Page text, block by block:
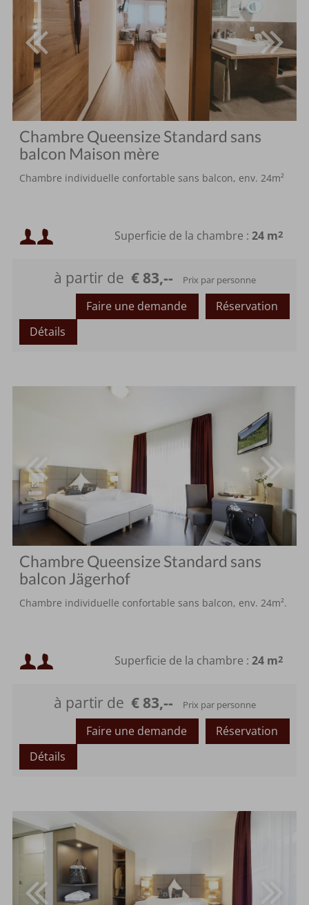
Chambre Queensize Standard sans
balcon Maison mère
Chambre individuelle confortable sans balcon, env. 24m²
Occupation minimale :
Occupation maximale :
Superficie de la chambre : 24 m2
à partir de € 83,-- Prix par personne
Réservation
Faire une demande
Détails
Chambre Queensize Standard sans
balcon Jägerhof
Chambre individuelle confortable sans balcon, env. 24m².
Occupation minimale :
Occupation maximale :
Superficie de la chambre : 24 m2
à partir de € 83,-- Prix par personne
Réservation
Faire une demande
Détails